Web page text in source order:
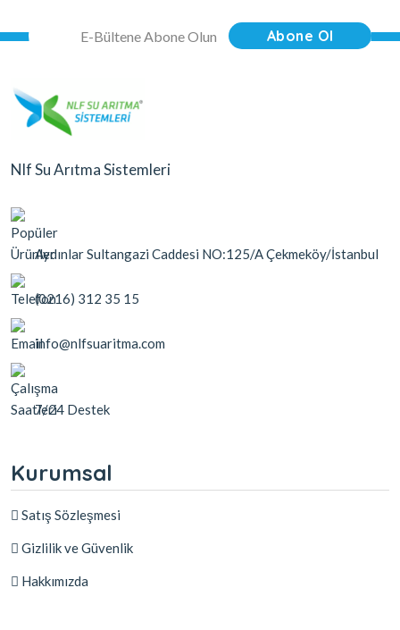
Abone Ol
Nlf Su Arıtma Sistemleri
Aydınlar Sultangazi Caddesi NO:125/A Çekmeköy/İstanbul
(0216) 312 35 15
info@nlfsuaritma.com
7/24 Destek
Kurumsal
Satış Sözleşmesi
Gizlilik ve Güvenlik
Hakkımızda